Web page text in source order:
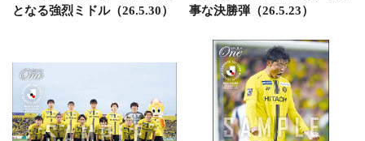
となる強烈ミドル（26.5.30）
事な決勝弾（26.5.23）